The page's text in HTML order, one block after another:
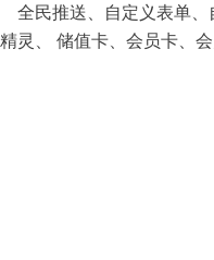
全民推送、自定义表单
灵、 储值卡、会员卡、